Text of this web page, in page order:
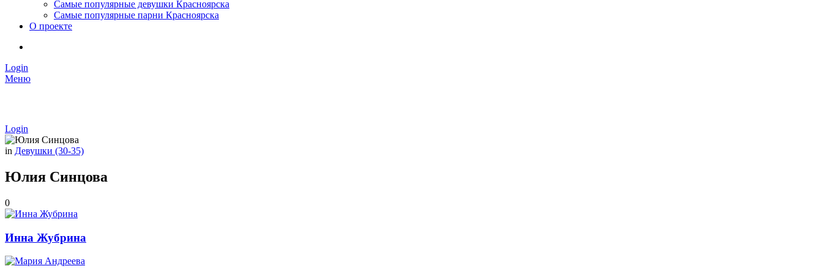
Самые популярные девушки Красноярска
Самые популярные парни Красноярска
О проекте
Login
Меню
Login
in Девушки (30-35)
Юлия Синцова
0
Инна Жубрина